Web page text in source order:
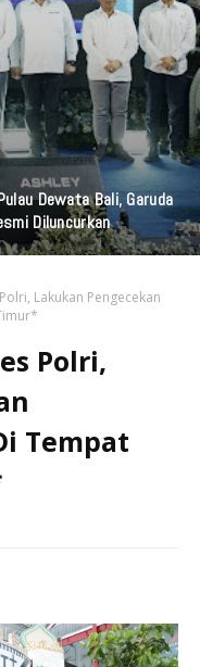
Dewata Bali, Garuda
Diluncurkan
Lakukan Pengecekan
Polri,
Tempat